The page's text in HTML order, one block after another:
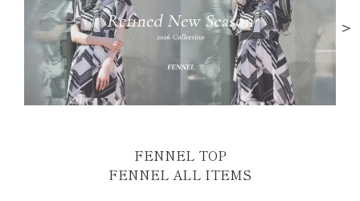
＞
FENNEL TOP
FENNEL ALL ITEMS